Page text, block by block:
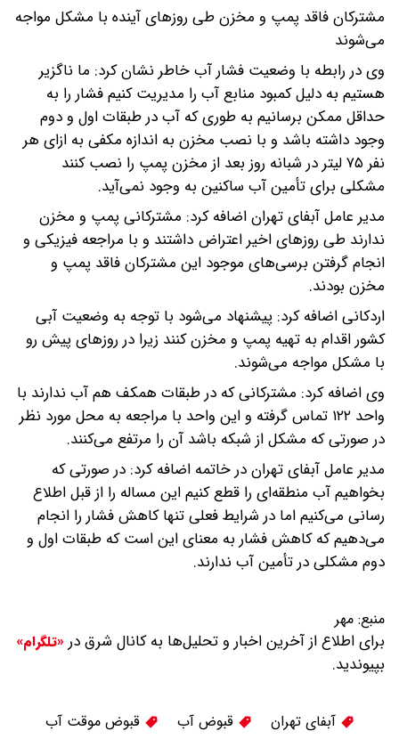
مشترکان فاقد پمپ و مخزن طی روزهای آینده با مشکل مواجه
می‌شوند
وی در رابطه با وضعیت فشار آب خاطر نشان کرد: ما ناگزیر
هستیم به دلیل کمبود منابع آب را مدیریت کنیم فشار را به
حداقل ممکن برسانیم به طوری که آب در طبقات اول و دوم
وجود داشته باشد و با نصب مخزن به اندازه مکفی به ازای هر
نفر ۷۵ لیتر در شبانه روز بعد از مخزن پمپ را نصب کنند
مشکلی برای تأمین آب ساکنین به وجود نمی‌آید.
مدیر عامل آبفای تهران اضافه کرد: مشترکانی پمپ و مخزن
ندارند طی روزهای اخیر اعتراض داشتند و با مراجعه فیزیکی و
انجام گرفتن برسی‌های موجود این مشترکان فاقد پمپ و
مخزن بودند.
اردکانی اضافه کرد: پیشنهاد می‌شود با توجه به وضعیت آبی
کشور اقدام به تهیه پمپ و مخزن کنند زیرا در روزهای پیش رو
با مشکل مواجه می‌شوند.
وی اضافه کرد: مشترکانی که در طبقات همکف هم آب ندارند با
واحد ۱۲۲ تماس گرفته و این واحد با مراجعه به محل مورد نظر
در صورتی که مشکل از شبکه باشد آن را مرتفع می‌کنند.
مدیر عامل آبفای تهران در خاتمه اضافه کرد: در صورتی که
بخواهیم آب منطقه‌ای را قطع کنیم این مساله را از قبل اطلاع
رسانی می‌کنیم اما در شرایط فعلی تنها کاهش فشار را انجام
می‌دهیم که کاهش فشار به معنای این است که طبقات اول و
دوم مشکلی در تأمین آب ندارند.
منبع: مهر
برای اطلاع از آخرین اخبار و تحلیل‌ها به کانال شرق در «تلگرام»
بپیوندید.
آبفای تهران قبوض آب قبوض موقت آب